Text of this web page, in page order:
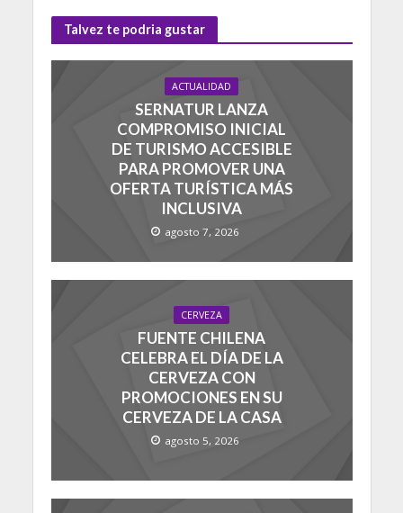
Talvez te podria gustar
ACTUALIDAD
SERNATUR LANZA
COMPROMISO INICIAL
DE TURISMO ACCESIBLE
PARA PROMOVER UNA
OFERTA TURÍSTICA MÁS
INCLUSIVA
agosto 7, 2026
CERVEZA
FUENTE CHILENA
CELEBRA EL DÍA DE LA
CERVEZA CON
PROMOCIONES EN SU
CERVEZA DE LA CASA
agosto 5, 2026